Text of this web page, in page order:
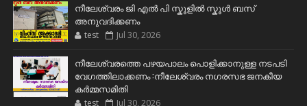
നീലേശ്വരം ജി എൽ പി സ്കൂളിൽ സ്കൂൾ ബസ്
അനുവദിക്കണം
test Jul 30, 2026
നീലേശ്വരത്തെ പഴയപാലം പൊളിക്കാനുള്ള നടപടി
വേഗത്തിലാക്കണം :നീലേശ്വരം നഗരസഭ ജനകീയ
കർമ്മസമിതി
test Jul 30, 2026